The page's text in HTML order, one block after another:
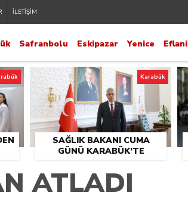
İLETİŞİM
Safranbolu Eskipazar Yenice Eflani
SAĞLIK BAKANI CUMA
GÜNÜ KARABÜK’TE
Karabük
ATLADI